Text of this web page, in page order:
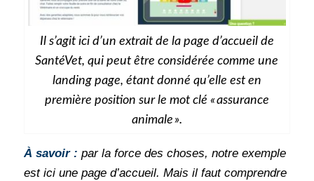
Il s’agit ici d’un extrait de la page d’accueil de
SantéVet, qui peut être considérée comme une
landing page, étant donné qu’elle est en
première position sur le mot clé « assurance
animale ».
À savoir : par la force des choses, notre exemple
est ici une page d’accueil. Mais il faut comprendre